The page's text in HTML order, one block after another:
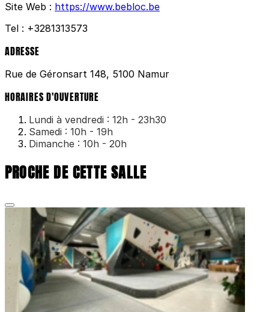
Site Web : https://www.bebloc.be
Tel : +3281313573
ADRESSE
Rue de Géronsart 148, 5100 Namur
HORAIRES D'OUVERTURE
Lundi à vendredi : 12h - 23h30
Samedi : 10h - 19h
Dimanche : 10h - 20h
PROCHE DE CETTE SALLE